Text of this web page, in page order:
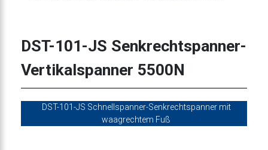
Vertikalspanner 4500N
DST-101-JS Senkrechtspanner-
Vertikalspanner 5500N
DST-101-JS Schnellspanner-Senkrechtspanner mit
waagrechtem Fuß